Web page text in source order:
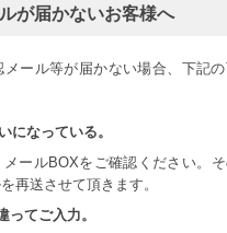
が届かないお客様へ
メール等が届かない場合、下記
になっている。
ールBOXをご確認ください。
再送させて頂きます。
ってご入力。